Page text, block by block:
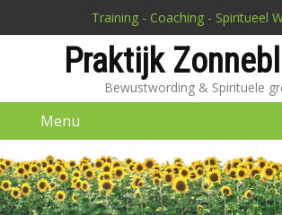
Training - Coaching - Spiritueel
Praktijk
Bewustwording & Spirituele
Menu